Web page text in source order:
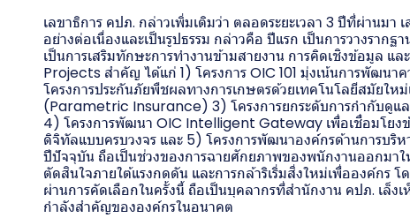
เลขาธิการ คปภ. กล่าวเพิ่มเติมว่า ตลอดระยะเวลา 3 ปีที่ผ่านม
อย่างต่อเนื่องและเป็นรูปธรรม กล่าวคือ ปีแรก เป็นการวางราก
เป็นการเสริมทักษะการทำงานข้ามสายงาน การคิดเชิงข้อมูล
Projects สำคัญ ได้แก่ 1) โครงการ OIC 101 มุ่งเน้นการพัฒนา
โครงการประกันภัยพืชผลทางการเกษตรด้วยเทคโนโลยีสมัยให
(Parametric Insurance) 3) โครงการยกระดับการกำกับดูแ
4) โครงการพัฒนา OIC Intelligent Gateway เพื่อเชื่อมโยง
ดิจิทัลแบบครบวงจร และ 5) โครงการพัฒนาองค์กรด้านการบริ
ปีปัจจุบัน ถือเป็นช่วงของการฉายศักยภาพของพนักงานออกมาใ
ตัดสินใจภายใต้แรงกดดัน และการกล้าริเริ่มสิ่งใหม่เพื่อองค์ก
ผ่านการคัดเลือกในครั้งนี้ ถือเป็นบุคลากรที่สำนักงาน คปภ. เล็ง
กำลังสำคัญขององค์กรในอนาคต